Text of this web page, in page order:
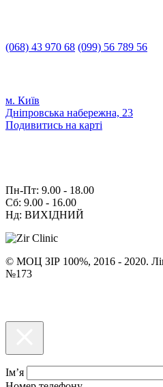
(068) 43 970 68 (099) 56 789 56
м. Київ
Дніпровська набережна, 23
Подивитись на карті
Пн-Пт: 9.00 - 18.00
Сб: 9.00 - 16.00
Нд: ВИХІДНИЙ
© МОЦ ЗІР 100%, 2016 - 2020.
№173
Ім’я